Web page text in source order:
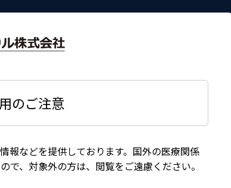
のご注意
報などを提供しております。国外の医療関係
、対象外の方は、閲覧をご遠慮ください。